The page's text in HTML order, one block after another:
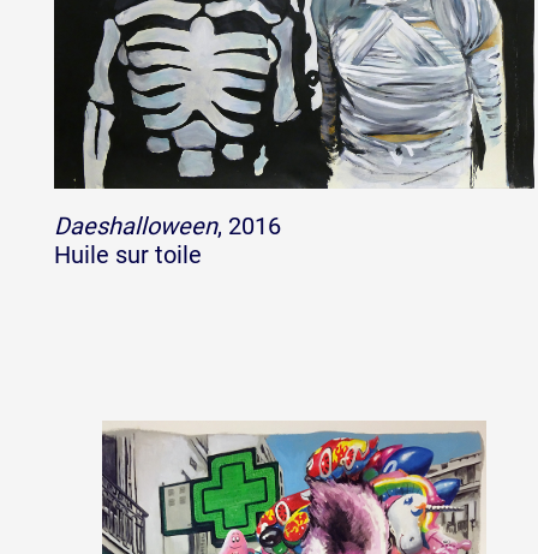
Crédits
Actions
Documentation
Formation
Daeshalloween, 2016
Huile sur toile